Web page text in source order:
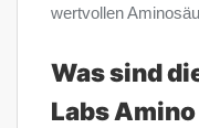
wertvollen
Was sind
Labs Amino